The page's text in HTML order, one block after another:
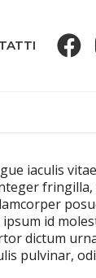
iaculis
id
dictum
pulvinar,